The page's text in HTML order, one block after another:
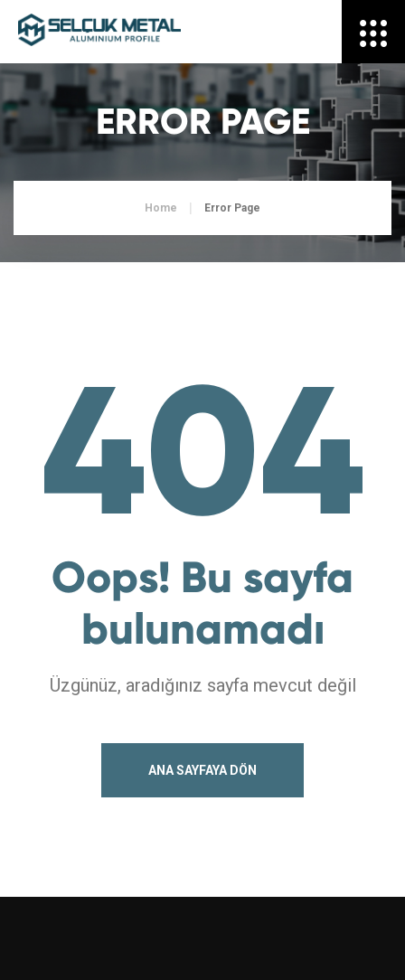
ERROR PAGE
Home Error Page
404
Oops! Bu sayfa
bulunamadı
Üzgünüz, aradığınız sayfa mevcut değil
ANA SAYFAYA DÖN